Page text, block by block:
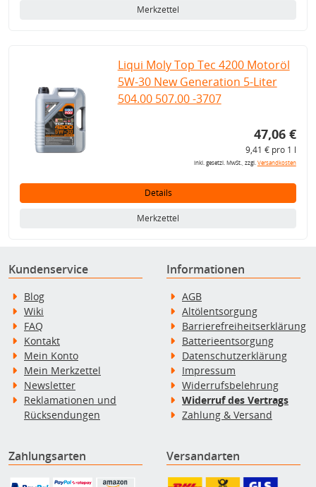
Merkzettel
Liqui Moly Top Tec 4200 Motoröl
5W-30 New Generation 5-Liter
504.00 507.00 -3707
47,06 €
9,41 € pro 1 l
inkl. gesetzl. MwSt., zzgl.Versandkosten
Details
Merkzettel
Kundenservice
Blog
Wiki
FAQ
Kontakt
Mein Konto
Mein Merkzettel
Newsletter
Reklamationen und
Rücksendungen
Informationen
AGB
Altölentsorgung
Barrierefreiheitserklärung
Batterieentsorgung
Datenschutzerklärung
Impressum
Widerrufsbelehrung
Widerruf des Vertrags
Zahlung & Versand
Zahlungsarten Versandarten